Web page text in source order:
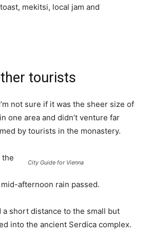
mekitsi, local jam and
tourists
not sure if it was the sheer size of
one area and didn’t venture far
by tourists in the monastery.
City Guide for Vienna
the
afternoon rain passed.
short distance to the small but
into the ancient Serdica complex.